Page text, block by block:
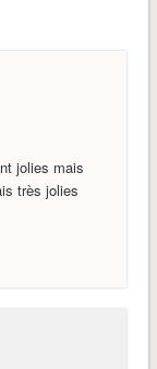
jolies mais
très jolies